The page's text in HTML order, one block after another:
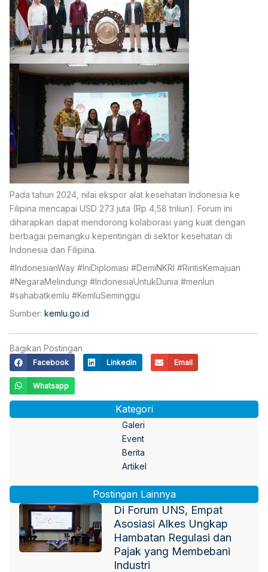
Pada tahun 2024, nilai ekspor alat kesehatan Indonesia ke
Filipina mencapai USD 273 juta (Rp 4,58 triliun). Forum ini
diharapkan dapat mendorong kolaborasi yang kuat dengan
berbagai pemangku kepentingan di sektor kesehatan di
Indonesia dan Filipina.
#IndonesianWay #IniDiplomasi #DemiNKRI #RintisKemajuan
#NegaraMelindungi #IndonesiaUntukDunia #menluri
#sahabatkemlu #KemluSeminggu
Sumber: kemlu.go.id
Bagikan Postingan
Facebook Linkedin Email
Whatsapp
Kategori
Galeri
Event
Berita
Artikel
Postingan Lainnya
Di Forum UNS, Empat
Asosiasi Alkes Ungkap
Hambatan Regulasi dan
Pajak yang Membebani
Industri